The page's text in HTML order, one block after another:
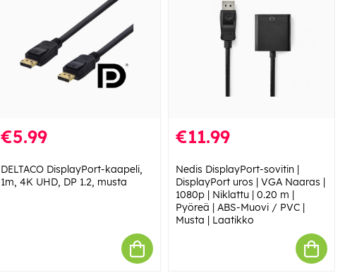
€5.99
DELTACO DisplayPort-kaapeli,
1m, 4K UHD, DP 1.2, musta
€11.99
Nedis DisplayPort-sovitin |
DisplayPort uros | VGA Naaras |
1080p | Niklattu | 0.20 m |
Pyöreä | ABS-Muovi / PVC |
Musta | Laatikko